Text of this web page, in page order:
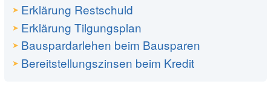
Erklärung Restschuld
Erklärung Tilgungsplan
Bauspardarlehen beim Bausparen
Bereitstellungszinsen beim Kredit